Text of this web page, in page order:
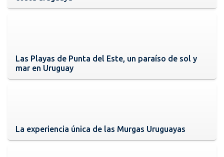
Las Playas de Punta del Este, un paraíso de sol y
mar en Uruguay
La experiencia única de las Murgas Uruguayas